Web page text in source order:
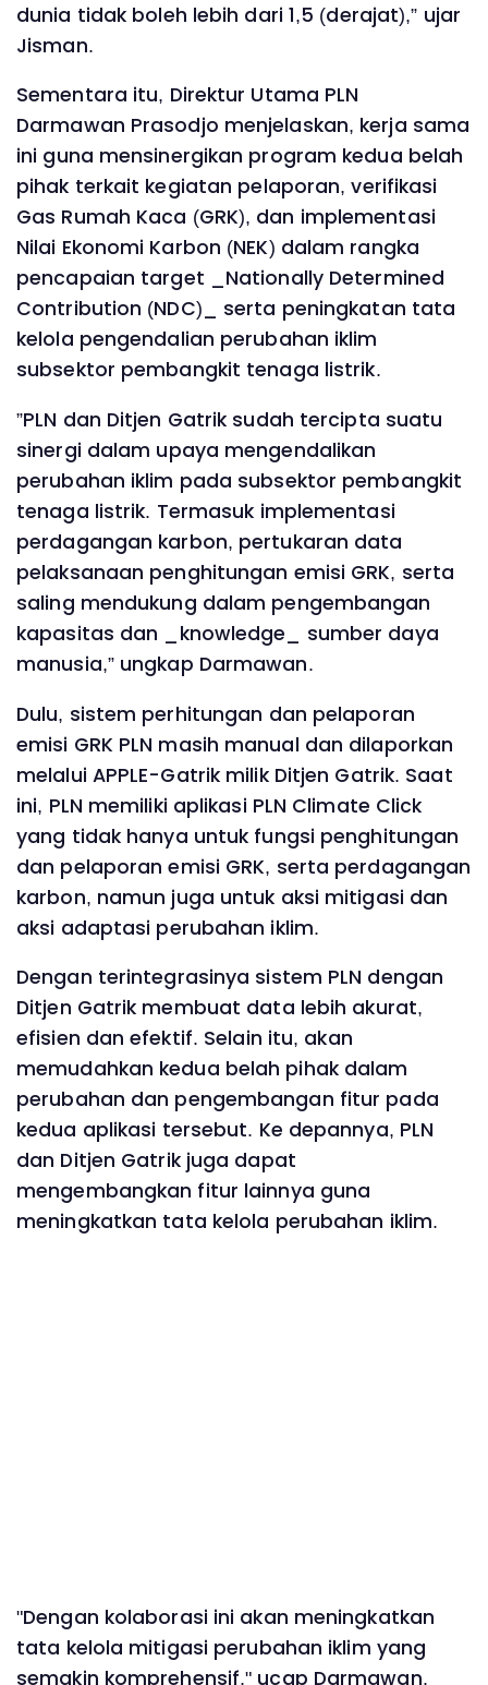
dunia tidak boleh lebih dari 1,5 (derajat),” ujar
Jisman.
Sementara itu, Direktur Utama PLN
Darmawan Prasodjo menjelaskan, kerja sama
ini guna mensinergikan program kedua belah
pihak terkait kegiatan pelaporan, verifikasi
Gas Rumah Kaca (GRK), dan implementasi
Nilai Ekonomi Karbon (NEK) dalam rangka
pencapaian target _Nationally Determined
Contribution (NDC)_ serta peningkatan tata
kelola pengendalian perubahan iklim
subsektor pembangkit tenaga listrik.
”PLN dan Ditjen Gatrik sudah tercipta suatu
sinergi dalam upaya mengendalikan
perubahan iklim pada subsektor pembangkit
tenaga listrik. Termasuk implementasi
perdagangan karbon, pertukaran data
pelaksanaan penghitungan emisi GRK, serta
saling mendukung dalam pengembangan
kapasitas dan _knowledge_ sumber daya
manusia,” ungkap Darmawan.
Dulu, sistem perhitungan dan pelaporan
emisi GRK PLN masih manual dan dilaporkan
melalui APPLE-Gatrik milik Ditjen Gatrik. Saat
ini, PLN memiliki aplikasi PLN Climate Click
yang tidak hanya untuk fungsi penghitungan
dan pelaporan emisi GRK, serta perdagangan
karbon, namun juga untuk aksi mitigasi dan
aksi adaptasi perubahan iklim.
Dengan terintegrasinya sistem PLN dengan
Ditjen Gatrik membuat data lebih akurat,
efisien dan efektif. Selain itu, akan
memudahkan kedua belah pihak dalam
perubahan dan pengembangan fitur pada
kedua aplikasi tersebut. Ke depannya, PLN
dan Ditjen Gatrik juga dapat
mengembangkan fitur lainnya guna
meningkatkan tata kelola perubahan iklim.
"Dengan kolaborasi ini akan meningkatkan
tata kelola mitigasi perubahan iklim yang
semakin komprehensif," ucap Darmawan.